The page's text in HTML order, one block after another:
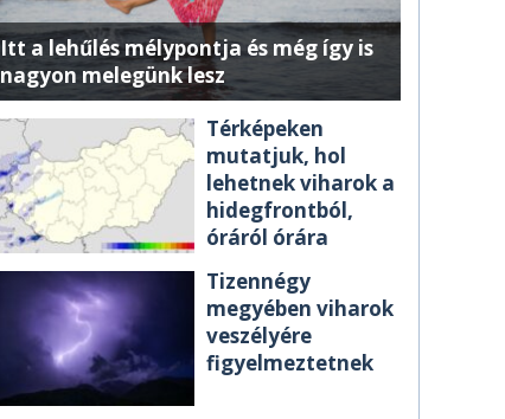
Itt a lehűlés mélypontja és még így is
nagyon melegünk lesz
Térképeken
mutatjuk, hol
lehetnek viharok a
hidegfrontból,
óráról órára
Tizennégy
megyében viharok
veszélyére
figyelmeztetnek